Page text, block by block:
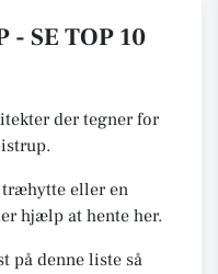
- SE TOP 10
der tegner for
eller en
hjælp at hente her.
på denne liste så